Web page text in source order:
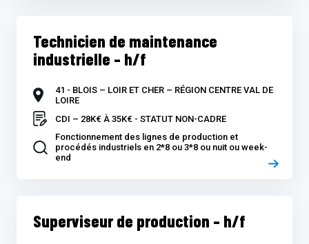
Technicien de maintenance
industrielle – h/f
41 - BLOIS – LOIR ET CHER – RÉGION CENTRE VAL DE
LOIRE
CDI – 28K€ À 35K€ - STATUT NON-CADRE
Fonctionnement des lignes de production et
procédés industriels en 2*8 ou 3*8 ou nuit ou week-
end
Superviseur de production – h/f